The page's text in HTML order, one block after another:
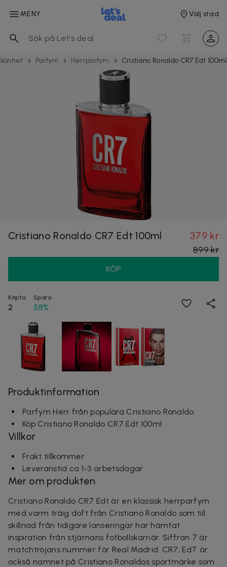
MENY Välj stad
Parfym Herrparfym Cristiano Ronaldo CR7 Edt 100ml
Cristiano Ronaldo CR7 Edt 100ml 379 kr
899 kr
KÖP
Köpta
2
Spara
58%
Produktinformation
Parfym Herr från populära Cristiano Ronaldo
Köp Cristiano Ronaldo CR7 Edt 100ml
Villkor
Frakt tillkommer
Leveranstid ca 1-3 arbetsdagar
Mer om produkten
Cristiano Ronaldo CR7 Edt är en klassisk herrparfym
med varm träig doft från Cristiano Ronaldo som till
skillnad från tidigare lanseringar har hämtat
inspiration från stjärnans fotbollskarriär. Siffran 7 är
matchtröjans nummer för Real Madrid. CR7, EdT är
också namnet på Cristiano Ronaldos sportmärke som